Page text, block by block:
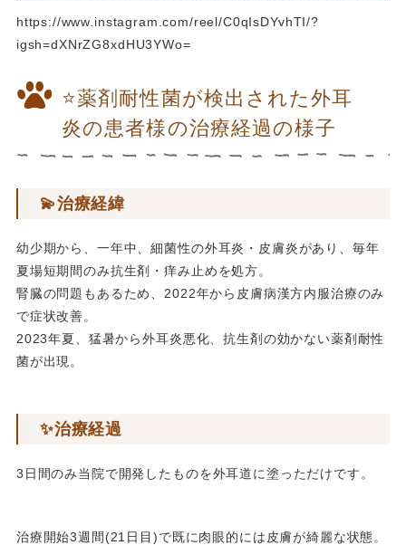
https://www.instagram.com/reel/C0qIsDYvhTI/?
igsh=dXNrZG8xdHU3YWo=
⭐️薬剤耐性菌が検出された外耳
炎の患者様の治療経過の様子
💫治療経緯
幼少期から、一年中、細菌性の外耳炎・皮膚炎があり、毎年
夏場短期間のみ抗生剤・痒み止めを処方。
腎臓の問題もあるため、2022年から皮膚病漢方内服治療のみ
で症状改善。
2023年夏、猛暑から外耳炎悪化、抗生剤の効かない薬剤耐性
菌が出現。
✨治療経過
3日間のみ当院で開発したものを外耳道に塗っただけです。
治療開始3週間(21日目)で既に肉眼的には皮膚が綺麗な状態。